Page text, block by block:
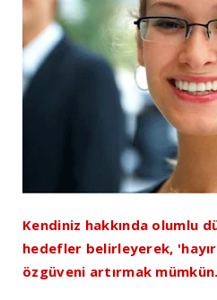
Kendiniz hakkında olumlu
hedefler belirleyerek,
özgüveni artırmak